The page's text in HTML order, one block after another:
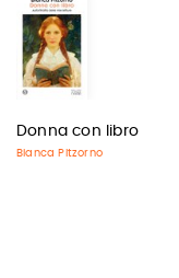
Donna con libro
Bianca Pitzorno